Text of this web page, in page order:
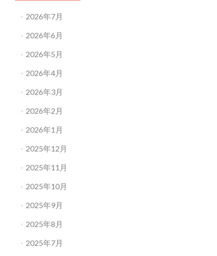
2026年7月
2026年6月
2026年5月
2026年4月
2026年3月
2026年2月
2026年1月
2025年12月
2025年11月
2025年10月
2025年9月
2025年8月
2025年7月